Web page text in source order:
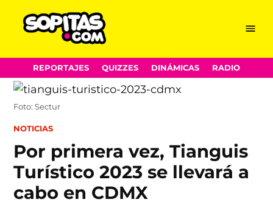
Skip
to
content
Menu
REPORTAJES QUIZZES DINÁMICAS RADIO
Foto: Sectur
POSTED
NOTICIAS
Por primera vez, Tianguis
Turístico 2023 se llevará a
cabo en CDMX